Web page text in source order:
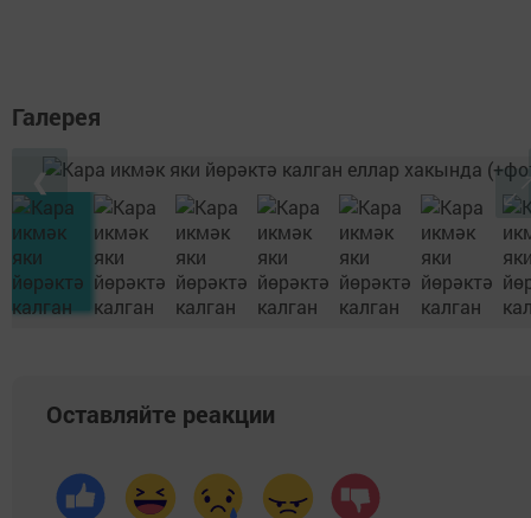
Галерея
❮
Оставляйте реакции